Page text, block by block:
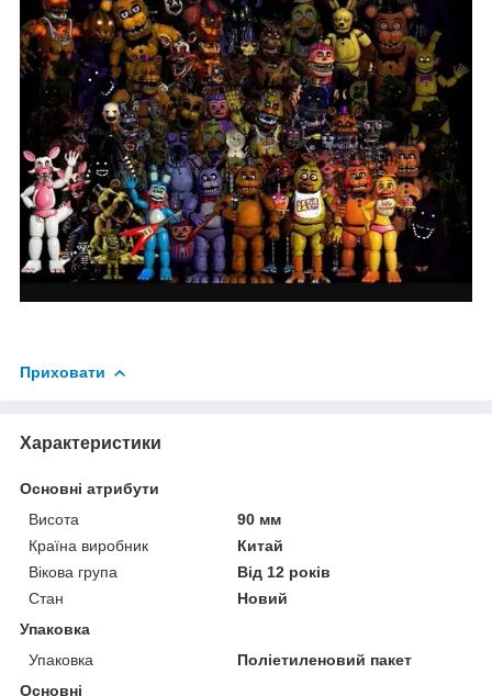
Приховати
Характеристики
Основні атрибути
Висота
90 мм
Країна виробник
Китай
Вікова група
Від 12 років
Стан
Новий
Упаковка
Упаковка
Поліетиленовий пакет
Основні